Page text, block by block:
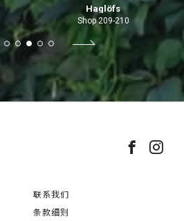
Haglöfs
Shop 209-210
联系我们
条款细则